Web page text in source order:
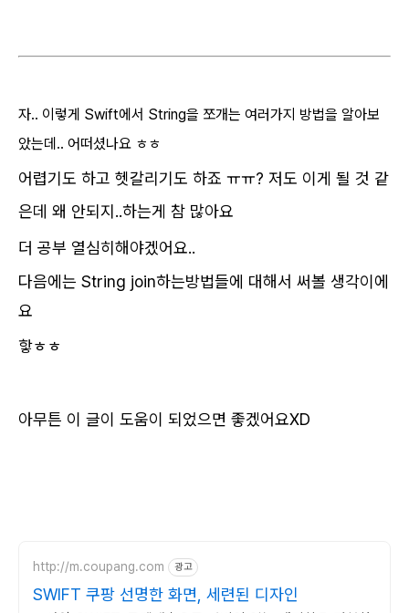
자.. 이렇게 Swift에서 String을 쪼개는 여러가지 방법을 알아보
았는데.. 어떠셨나요 ㅎㅎ
어렵기도 하고 헷갈리기도 하죠 ㅠㅠ? 저도 이게 될 것 같
은데 왜 안되지..하는게 참 많아요
더 공부 열심히해야겠어요..
다음에는 String join하는방법들에 대해서 써볼 생각이에
요
핳ㅎㅎ
아무튼 이 글이 도움이 되었으면 좋겠어요XD
http://m.coupang.com 광고
SWIFT 쿠팡 선명한 화면, 세련된 디자인